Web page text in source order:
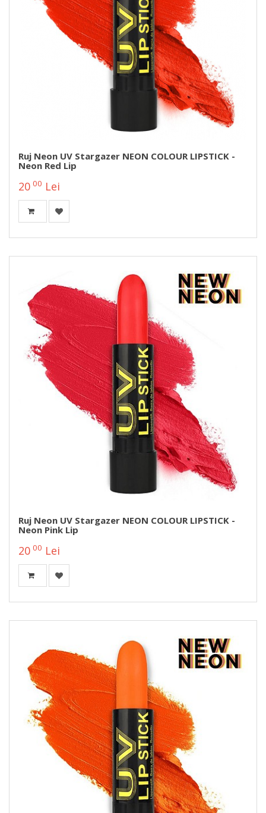
Ruj Neon UV Stargazer NEON COLOUR LIPSTICK -
Neon Red Lip
20 00 Lei
Ruj Neon UV Stargazer NEON COLOUR LIPSTICK -
Neon Pink Lip
20 00 Lei